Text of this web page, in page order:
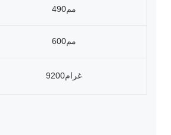
مم490
مم600
غرام9200